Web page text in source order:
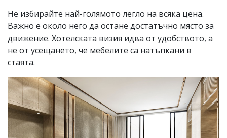
Не избирайте най-голямото легло на всяка цена.
Важно е около него да остане достатъчно място за
движение. Хотелската визия идва от удобството, а
не от усещането, че мебелите са натъпкани в
стаята.